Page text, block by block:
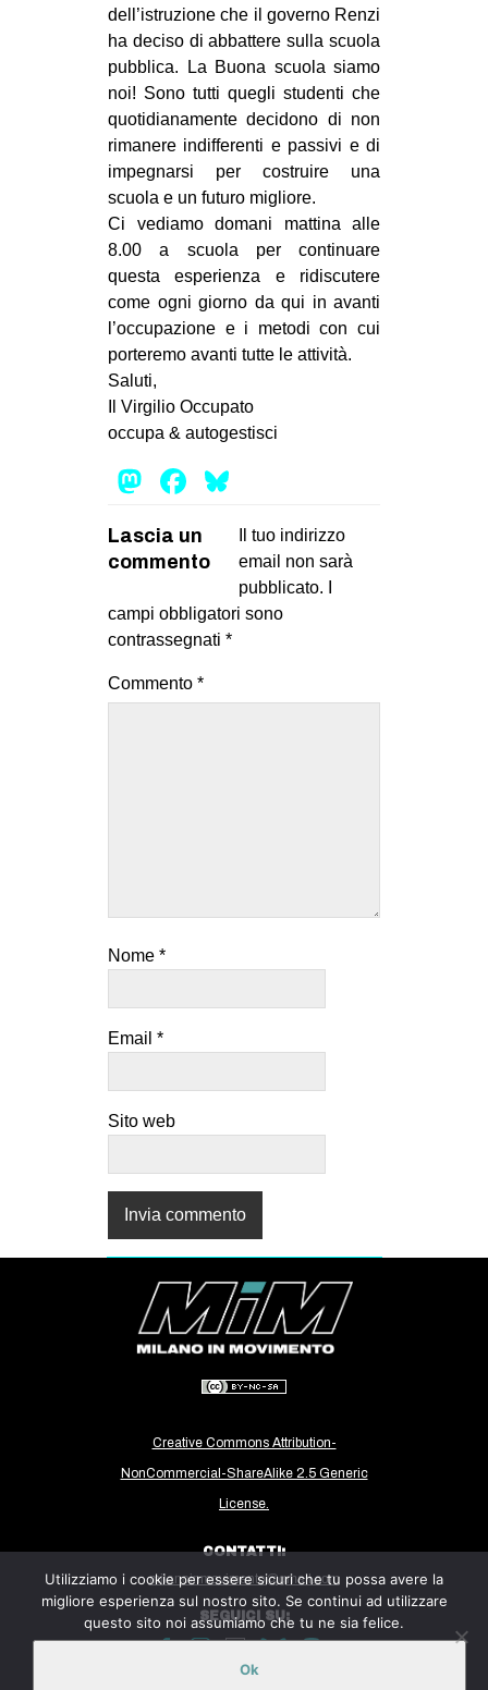
dell’istruzione che il governo Renzi
ha deciso di abbattere sulla scuola
pubblica. La Buona scuola siamo
noi! Sono tutti quegli studenti che
quotidianamente decidono di non
rimanere indifferenti e passivi e di
impegnarsi per costruire una
scuola e un futuro migliore.
Ci vediamo domani mattina alle
8.00 a scuola per continuare
questa esperienza e ridiscutere
come ogni giorno da qui in avanti
l’occupazione e i metodi con cui
porteremo avanti tutte le attività.
Saluti,
Il Virgilio Occupato
occupa & autogestisci
Mastodon
Facebook
Lascia un
commento
Il tuo indirizzo
email non sarà
pubblicato.
campi obbligatori sono
contrassegnati *
Commento *
Nome *
Email *
Sito web
Creative Commons Attribution-
NonCommercial-ShareAlike 2.5 Generic
License.
CONTATTI:
milanoinmovimento@gmail.com
SEGUICI SU:
Utilizziamo i cookie per essere sicuri che tu possa avere la
migliore esperienza sul nostro sito. Se continui ad utilizzare
questo sito noi assumiamo che tu ne sia felice.
Ok